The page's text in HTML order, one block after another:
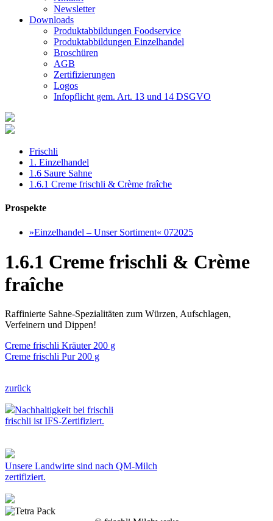
Newsletter
Downloads
Produktabbildungen Foodservice
Produktabbildungen Einzelhandel
Broschüren
AGB
Zertifizierungen
Logos
Infopflicht gem. Art. 13 und 14 DSGVO
Frischli
1. Einzelhandel
1.6 Saure Sahne
1.6.1 Creme frischli & Crème fraîche
Prospekte
»Einzelhandel – Unser Sortiment« 072025
1.6.1 Creme frischli & Crème
fraîche
Raffinierte Sahne-Spezialitäten zum Würzen, Aufschlagen,
Verfeinern und Dippen!
Creme frischli Kräuter 200 g
Creme frischli Pur 200 g
zurück
Nachhaltigkeit bei frischli
frischli ist IFS-Zertifiziert.
Unsere Landwirte sind nach QM-Milch
zertifiziert.